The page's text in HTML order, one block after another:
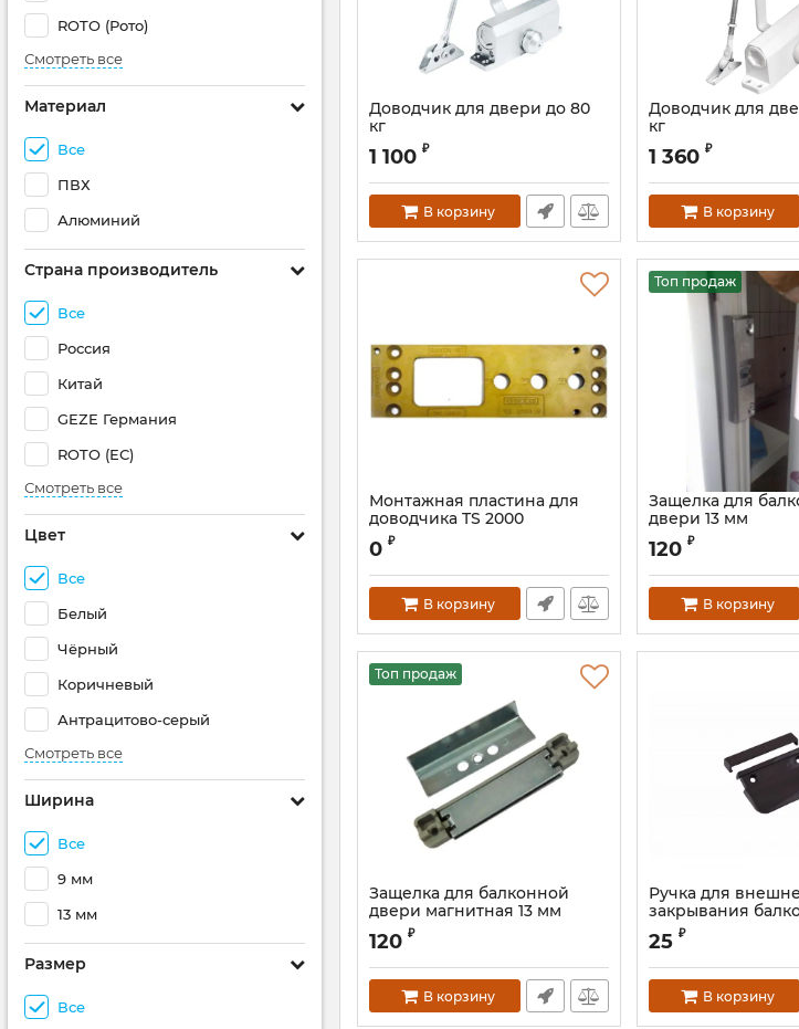
ROTO (Рото)
Смотреть все
Материал
Все
ПВХ
Алюминий
Страна производитель
Все
Россия
Китай
GEZE Германия
ROTO (ЕС)
Смотреть все
Цвет
Все
Белый
Чёрный
Коричневый
Антрацитово-серый
Смотреть все
Ширина
Все
9 мм
13 мм
Размер
Все
Доводчик для двери до 80
кг
1 100 ₽
В корзину
Доводчик для
кг
1 360 ₽
В корзину
Монтажная пластина для
доводчика TS 2000
0 ₽
В корзину
Топ продаж
Защелка для
двери 13 мм
120 ₽
В корзину
Топ продаж
Защелка для балконной
двери магнитная 13 мм
Артикул:
120 ₽
В корзину
Ручка для
закрывания
двери чёрная
25 ₽
В корзину